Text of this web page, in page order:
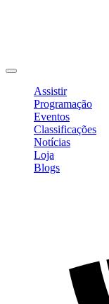
Assistir
Programação
Eventos
Classificações
Notícias
Loja
Blogs